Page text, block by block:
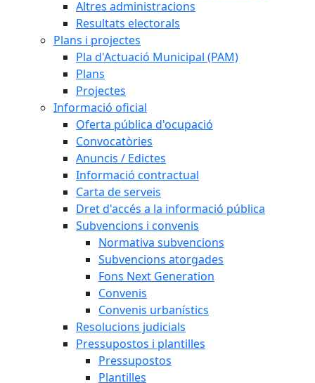
Altres administracions
Resultats electorals
Plans i projectes
Pla d'Actuació Municipal (PAM)
Plans
Projectes
Informació oficial
Oferta pública d'ocupació
Convocatòries
Anuncis / Edictes
Informació contractual
Carta de serveis
Dret d'accés a la informació pública
Subvencions i convenis
Normativa subvencions
Subvencions atorgades
Fons Next Generation
Convenis
Convenis urbanístics
Resolucions judicials
Pressupostos i plantilles
Pressupostos
Plantilles